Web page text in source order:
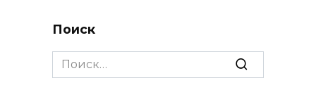
Поиск
Search
for: